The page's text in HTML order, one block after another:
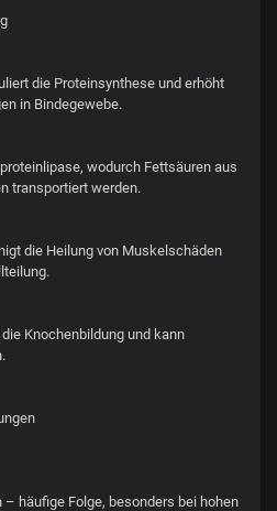
die Proteinsynthese und erhöht
in Bindegewebe.
wodurch Fettsäuren aus
transportiert werden.
die Heilung von Muskelschäden
Knochenbildung und kann
– häufige Folge, besonders bei hohen